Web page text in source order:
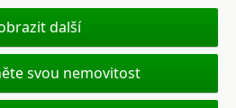
další
svou nemovitost